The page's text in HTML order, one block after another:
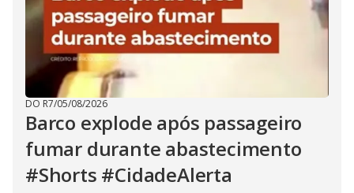
DO R7/05/08/2026
Barco explode após passageiro
fumar durante abastecimento
#Shorts #CidadeAlerta